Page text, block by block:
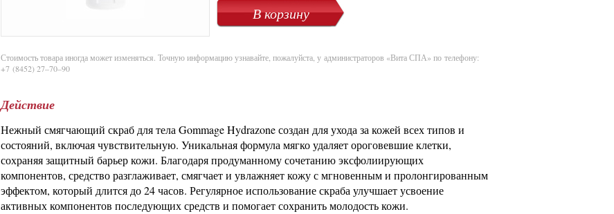
Стоимость товара иногда может изменяться. Точную информацию узнавайте, пожалуйста, у администраторов «Вита СПА» по телефону:
+7 (8452) 27–70–90
Действие
Нежный смягчающий скраб для тела Gommage Hydrazone создан для ухода за кожей всех типов и
состояний, включая чувствительную. Уникальная формула мягко удаляет ороговевшие клетки,
сохраняя защитный барьер кожи. Благодаря продуманному сочетанию эксфолиирующих
компонентов, средство разглаживает, смягчает и увлажняет кожу с мгновенным и пролонгированным
эффектом, который длится до 24 часов. Регулярное использование скраба улучшает усвоение
активных компонентов последующих средств и помогает сохранить молодость кожи.